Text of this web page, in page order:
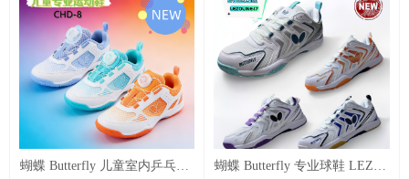
蝴蝶 Butterfly 儿童室内乒乓球鞋 CHD-8 蝴蝶 Butterfly 专业球鞋 LEZOLINE-17